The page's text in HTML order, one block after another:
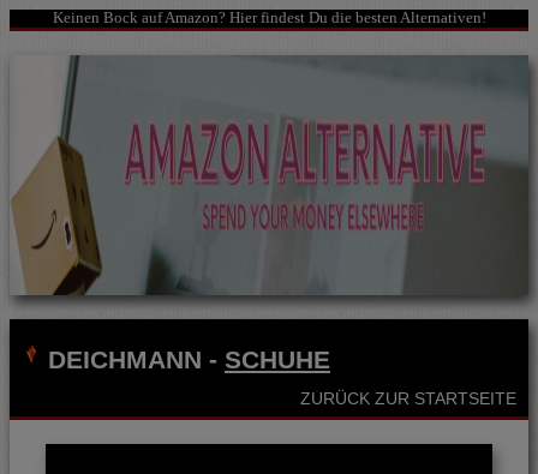
Keinen Bock auf Amazon? Hier findest Du die besten Alternativen!
DEICHMANN - SCHUHE
ZURÜCK ZUR STARTSEITE